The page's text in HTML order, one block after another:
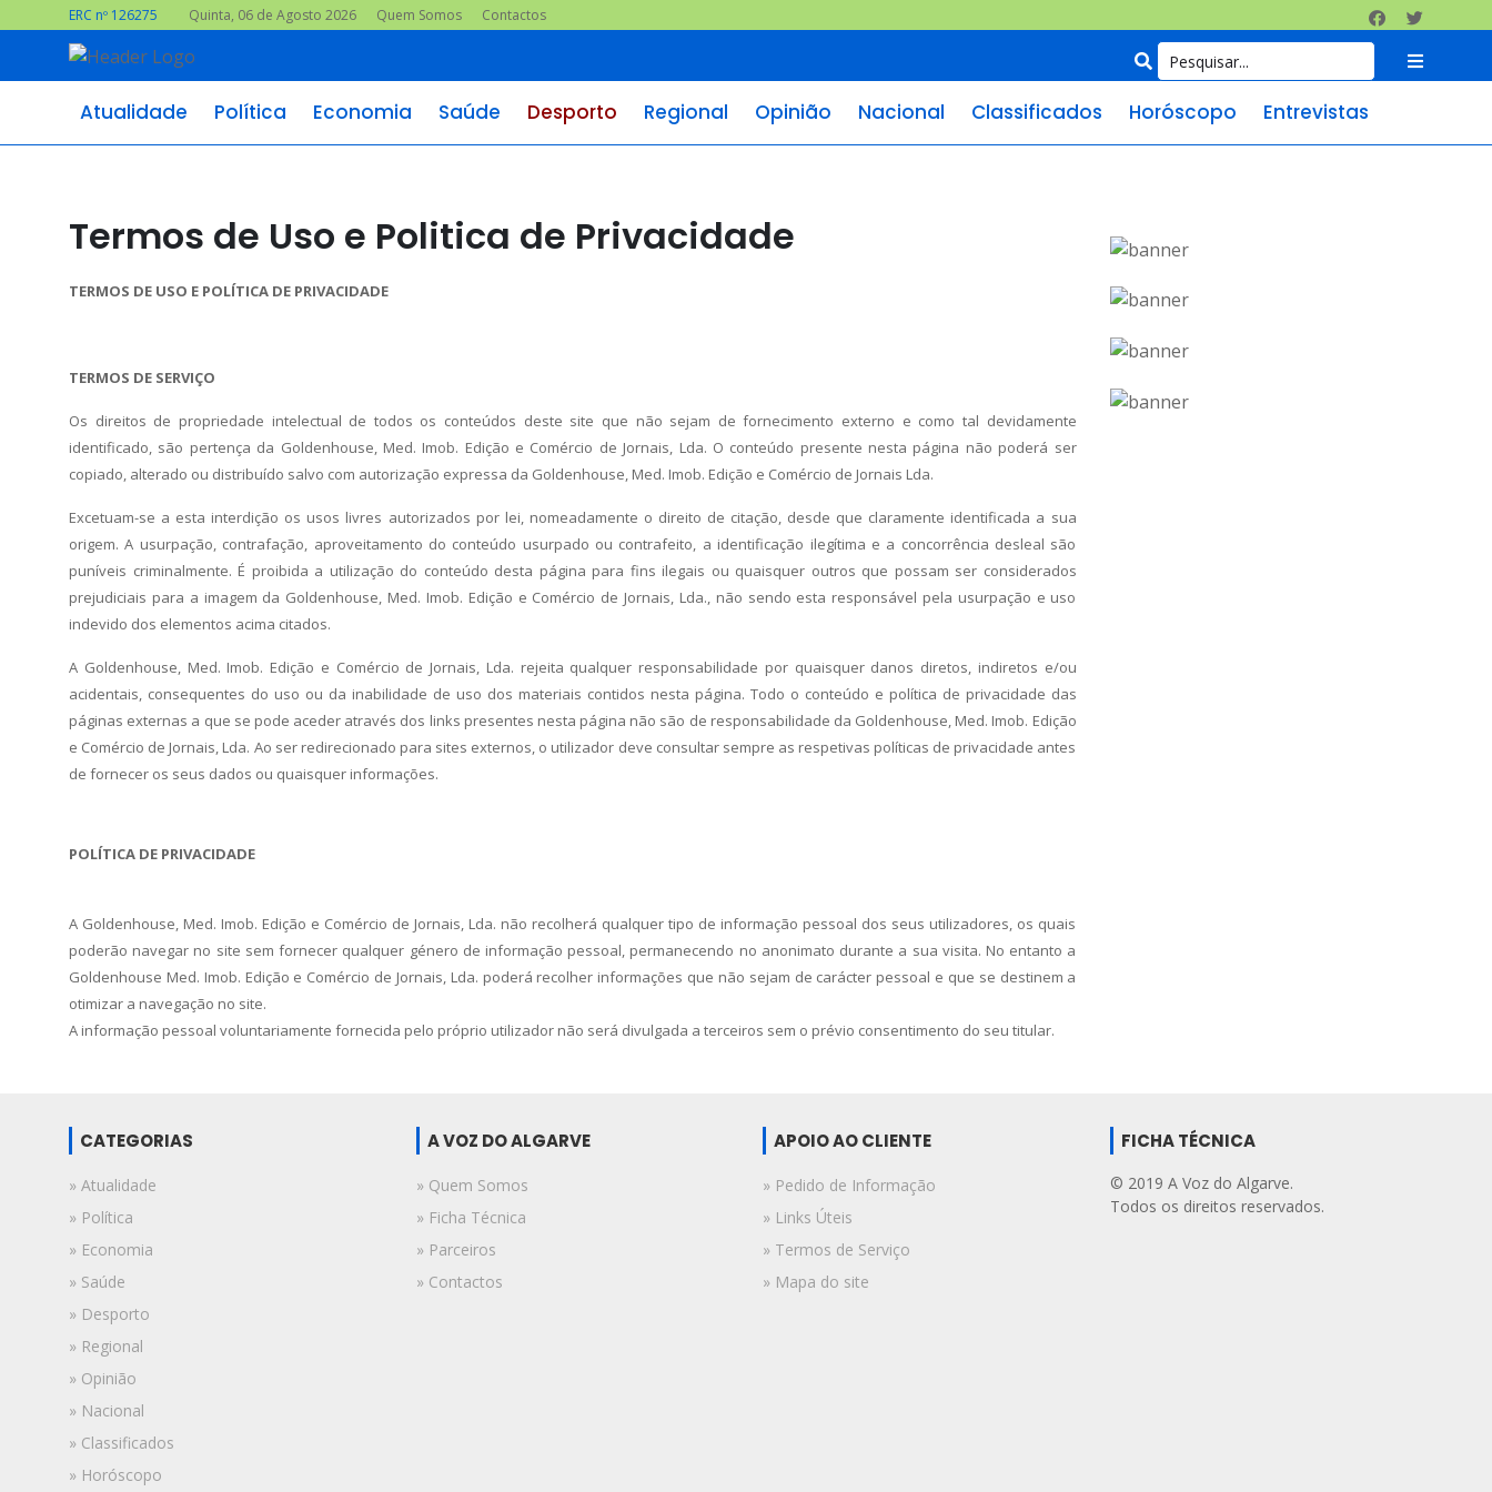
ERC nº 126275 Quinta, 06 de Agosto 2026 Quem Somos Contactos
Atualidade Política Economia Saúde Desporto Regional Opinião Nacional Classificados Horóscopo Entrevistas
Termos de Uso e Politica de Privacidade
TERMOS DE USO E POLÍTICA DE PRIVACIDADE
TERMOS DE SERVIÇO
Os direitos de propriedade intelectual de todos os conteúdos deste site que não sejam de fornecimento externo e como tal devidamente
identificado, são pertença da Goldenhouse, Med. Imob. Edição e Comércio de Jornais, Lda. O conteúdo presente nesta página não poderá ser
copiado, alterado ou distribuído salvo com autorização expressa da Goldenhouse, Med. Imob. Edição e Comércio de Jornais Lda.
Excetuam-se a esta interdição os usos livres autorizados por lei, nomeadamente o direito de citação, desde que claramente identificada a sua
origem. A usurpação, contrafação, aproveitamento do conteúdo usurpado ou contrafeito, a identificação ilegítima e a concorrência desleal são
puníveis criminalmente. É proibida a utilização do conteúdo desta página para fins ilegais ou quaisquer outros que possam ser considerados
prejudiciais para a imagem da Goldenhouse, Med. Imob. Edição e Comércio de Jornais, Lda., não sendo esta responsável pela usurpação e uso
indevido dos elementos acima citados.
A Goldenhouse, Med. Imob. Edição e Comércio de Jornais, Lda. rejeita qualquer responsabilidade por quaisquer danos diretos, indiretos e/ou
acidentais, consequentes do uso ou da inabilidade de uso dos materiais contidos nesta página. Todo o conteúdo e política de privacidade das
páginas externas a que se pode aceder através dos links presentes nesta página não são de responsabilidade da Goldenhouse, Med. Imob. Edição
e Comércio de Jornais, Lda. Ao ser redirecionado para sites externos, o utilizador deve consultar sempre as respetivas políticas de privacidade antes
de fornecer os seus dados ou quaisquer informações.
POLÍTICA DE PRIVACIDADE
A Goldenhouse, Med. Imob. Edição e Comércio de Jornais, Lda. não recolherá qualquer tipo de informação pessoal dos seus utilizadores, os quais
poderão navegar no site sem fornecer qualquer género de informação pessoal, permanecendo no anonimato durante a sua visita. No entanto a
Goldenhouse Med. Imob. Edição e Comércio de Jornais, Lda. poderá recolher informações que não sejam de carácter pessoal e que se destinem a
otimizar a navegação no site.
A informação pessoal voluntariamente fornecida pelo próprio utilizador não será divulgada a terceiros sem o prévio consentimento do seu titular.
CATEGORIAS
» Atualidade
» Política
» Economia
» Saúde
» Desporto
» Regional
» Opinião
» Nacional
» Classificados
» Horóscopo
A VOZ DO ALGARVE
» Quem Somos
» Ficha Técnica
» Parceiros
» Contactos
APOIO AO CLIENTE
» Pedido de Informação
» Links Úteis
» Termos de Serviço
» Mapa do site
FICHA TÉCNICA
© 2019 A Voz do Algarve.
Todos os direitos reservados.